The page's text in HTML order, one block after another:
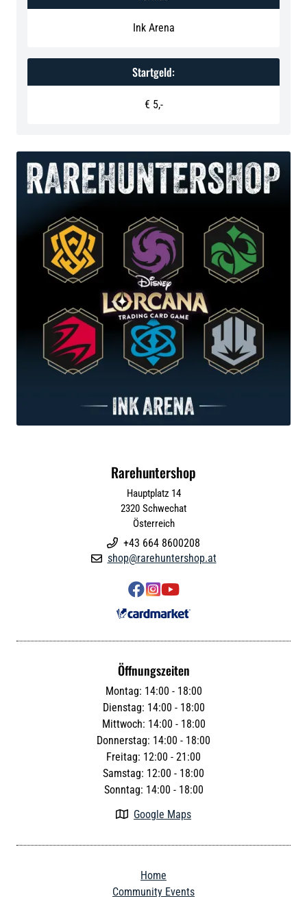
Ink Arena
Startgeld:
‍€ 5,-
Rarehuntershop
Hauptplatz 14
2320 Schwechat
Österreich
 +43 664 8600208
 shop@rarehuntershop.at

Öffnungszeiten
Montag: 14:00 - 18:00
Dienstag: 14:00 - 18:00
Mittwoch: 14:00 - 18:00
Donnerstag: 14:00 - 18:00
Freitag: 12:00 - 21:00
Samstag: 12:00 - 18:00
Sonntag: 14:00 - 18:00
 Google Maps
Home
Community Events